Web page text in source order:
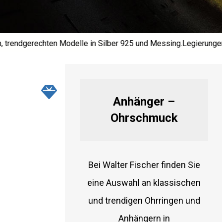
Modelle in Silber 925 und Messing.Legierungen:
Anhänger –
Ohrschmuck
Bei Walter Fischer finden Sie
eine Auswahl an klassischen
und trendigen Ohrringen und
Anhängern in